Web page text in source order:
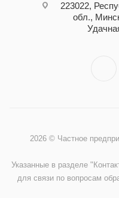
223022,
обл.,
2026 © Частное
Указанные в разделе
для связи по вопросам